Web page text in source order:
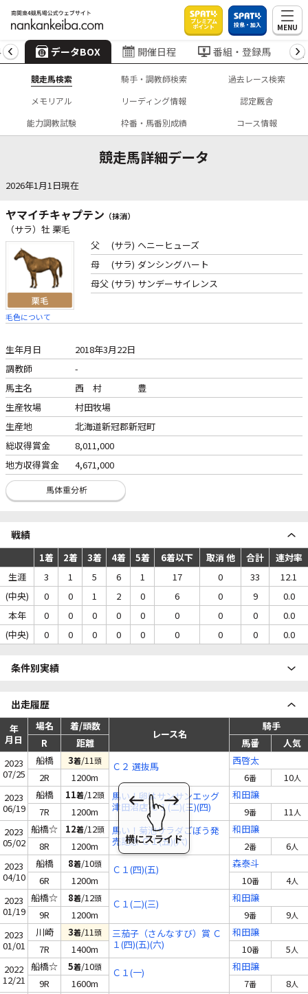
プレミアム
ポイント 投票・加入 MENU
データBOX 開催日程 番組・登録馬
競走馬検索 騎手・調教師検索
過去レース検索
メモリアル
リーディング情報
認定厩舎
能力調教試験
枠番・馬番別成績 コース情報
競走馬詳細データ
2026年1月1日現在
ヤマイチキャプテン （抹消）
（サラ）牡 栗毛
毛色について
父 (サラ) ヘニーヒューズ
母
(サラ) ダンシングハート
母父 (サラ) サンデーサイレンス
生年月日
2018年3月22日
調教師
-
馬主名
西 村 豊
生産牧場
村田牧場
生産地
北海道新冠郡新冠町
総収得賞金
8,011,000
地方収得賞金
4,671,000
戦績
1着 2着 3着 4着 5着 6着以下 取消 他 合計
連対率
生涯
3 1 5 6 1 17 0 33
12.1
(中央)
0 0 1 2 0 6 0 9
0.0
本年
0 0 0 0 0 0 0 0
0.0
(中央)
0 0 0 0 0 0 0 0 0.0
条件別実績
出走履歴
年
月日
場名 着/頭数
レース名
騎手
R
距離 馬番
人気
2023
07/25
船橋 3着/11頭 Ｃ２ 選抜馬
西啓太
2R
1200m 6番 10人
2023
06/19
船橋 11着/12頭
馬い！卵はサンサンエッグ
津田沼店 Ｃ１(二)(三)(四)
和田譲
7R
1200m 9番 11人
2023
05/02
船橋☆ 12着/12頭
馬い！菊池サラダごぼう発
売記念 Ｃ１(五)(六)
和田譲
8R
1200m 2番 6人
2023
04/10
船橋 8着/10頭 Ｃ１(四)(五)
森泰斗
6R
1200m 10番 4人
2023
01/19
船橋☆ 8着/12頭 Ｃ１(二)(三)
和田譲
9R
1200m 9番 9人
2023
01/01
川崎 3着/11頭
三茄子（さんなすび）賞 Ｃ
１(四)(五)(六)
和田譲
7R
1400m 10番 5人
2022
12/21
船橋☆ 5着/10頭 Ｃ１(一)
和田譲
9R
1600m 7番 8人